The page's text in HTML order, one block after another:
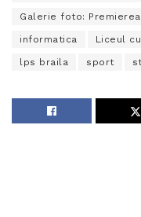
Galerie foto:
informatica Liceul
lps braila sport